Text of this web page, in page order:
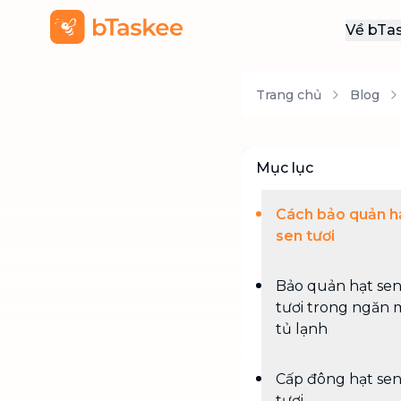
Về
Trang chủ Blog
Mục lục
Cách bảo quản
sen tươi
Bảo quản hạt sen
tươi trong ngăn
tủ lạnh
Cấp đông hạt sen